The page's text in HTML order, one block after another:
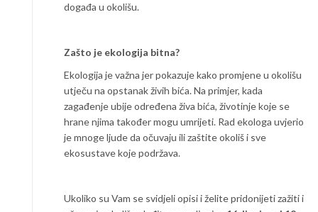
događa u okolišu.
Zašto je ekologija bitna?
Ekologija je važna jer pokazuje kako promjene u okolišu
utječu na opstanak živih bića. Na primjer, kada
zagađenje ubije određena živa bića, životinje koje se
hrane njima također mogu umrijeti. Rad ekologa uvjerio
je mnoge ljude da očuvaju ili zaštite okoliš i sve
ekosustave koje podržava.
Ukoliko su Vam se svidjeli opisi i želite pridonijeti zažiti i